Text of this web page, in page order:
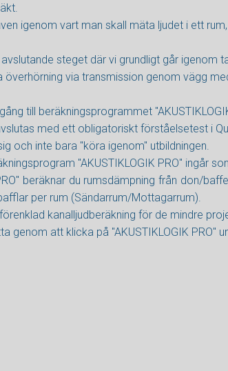
igenom vart man skall mäta ljudet i ett
steget där vi grundligt går
överhörning via transmission genom vägg
till beräkningsprogrammet
med ett obligatoriskt förståelsetest i
och inte bara "köra igenom" utbildningen.
"AKUSTIKLOGIK PRO" ingår
beräknar du rumsdämpning från don/
per rum (Sändarrum/Mottagarrum).
kanalljudberäkning för de mindre
genom att klicka på "AKUSTIKLOGIK PRO"